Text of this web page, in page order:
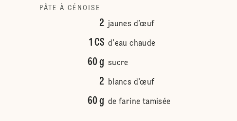
PÂTE À GÉNOISE
2 jaunes d’œuf
1 CS d'eau chaude
60 g sucre
2 blancs d’œuf
60 g de farine tamisée